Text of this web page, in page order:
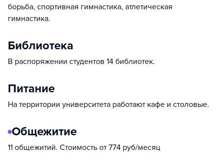
борьба, спортивная гимнастика, атлетическая
гимнастика.
Библиотека
В распоряжении студентов 14 библиотек.
Питание
На территории университета работают кафе и столовые.
Общежитие
11 общежитий. Стоимость от 774 руб/месяц